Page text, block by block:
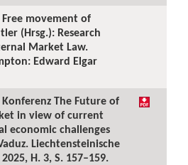
Free movement of
(Hrsg.): Research
Market Law.
Edward Elgar
Konferenz The Future of
in view of current
economic challenges
Liechtensteinische
H. 3, S. 157–159.